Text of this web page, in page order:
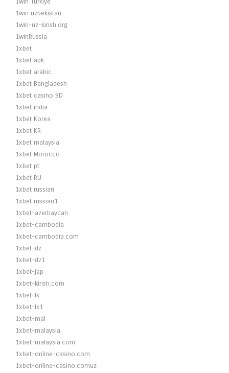
1win uzbekistan
1win-uz-kirish.org
1winRussia
1xbet
1xbet apk
1xbet arabic
1xbet Bangladesh
1xbet casino BD
1xbet india
1xbet Korea
1xbet KR
1xbet malaysia
1xbet Morocco
1xbet pt
1xbet RU
1xbet russian
1xbet russian1
1xbet-azerbaycan
1xbet-cambodia
1xbet-cambodia.com
1xbet-dz
1xbet-dz1
1xbet-jap
1xbet-kirish.com
1xbet-lk
1xbet-lk1
1xbet-mal
1xbet-malaysia
1xbet-malaysia.com
1xbet-online-casino.com
1xbet-online-casino.comuz